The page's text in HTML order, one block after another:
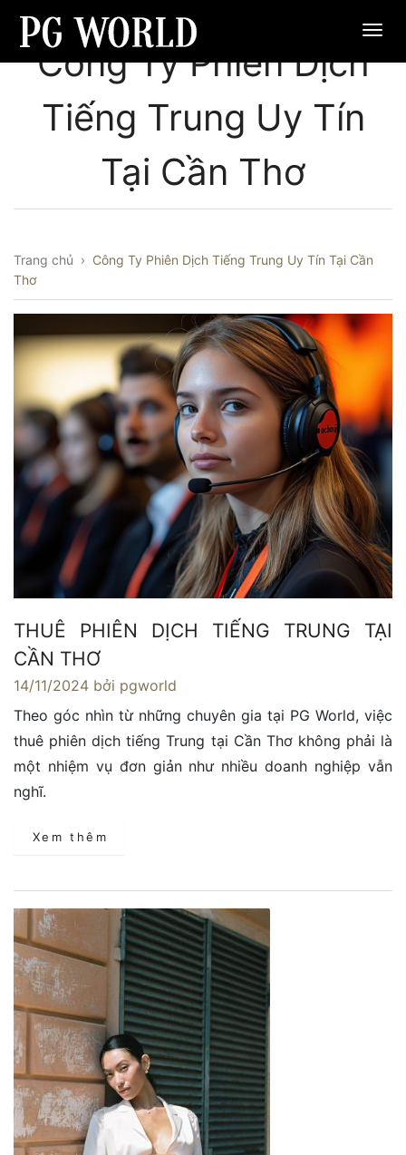
Công Ty Phiên Dịch
Tiếng Trung Uy Tín
Tại Cần Thơ
Trang chủ › Công Ty Phiên Dịch Tiếng Trung Uy Tín Tại Cần
Thơ
THUÊ PHIÊN DỊCH TIẾNG TRUNG TẠI
CẦN THƠ
14/11/2024 bởi pgworld
Theo góc nhìn từ những chuyên gia tại PG World, việc
thuê phiên dịch tiếng Trung tại Cần Thơ không phải là
một nhiệm vụ đơn giản như nhiều doanh nghiệp vẫn
nghĩ.
Xem thêm